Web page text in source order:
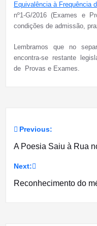
Equivalência à Frequência
nº1-G/2016 (Exames e
condições de admissão,
Lembramos que no
encontra-se restante
de Provas e Exames.
Navegação
artigos
Previous:
A Poesia Saiu à Rua
Next:
Reconhecimento do